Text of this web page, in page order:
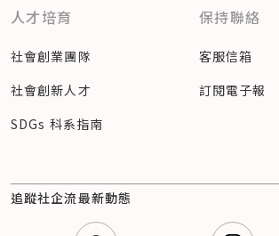
人才培育
社會創業團隊
社會創新人才
SDGs 科系指南
保持聯絡
客服信箱
訂閱電子報
追蹤社企流最新動態